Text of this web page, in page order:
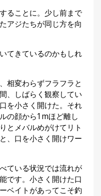
ることに。少し前まで
アジたちが同じ方を向
てきているのかもしれ
相変わらずフラフラと
、しばらく観察してい
を小さく開けた。それ
の顔から1mほど離し
とメバルめがけてリト
、口を小さく開けワー
ている状況では流れが
です。小さく開けた口
ベイトがあってこそ釣